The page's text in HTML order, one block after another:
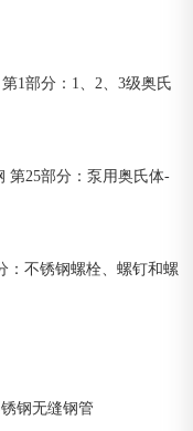
1部分：1、2、3级奥氏
第25部分：泵用奥氏体-
：不锈钢螺栓、螺钉和螺
钢无缝钢管